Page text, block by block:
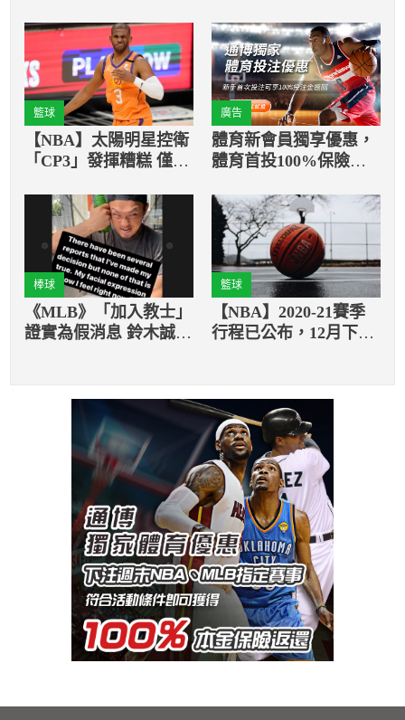
籃球
【NBA】太陽明星控衛
「CP3」發揮糟糕 僅22
不得不退場
廣告
體育新會員獨享優惠，
體育首投100%保險返
棒球
《MLB》「加入教士」
證實為假消息 鈴木誠也
籃球
【NBA】2020-21賽季
行程已公布，12月下旬